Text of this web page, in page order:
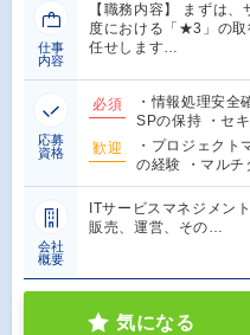
仕事
内容
【職務内容】 まずは
度における「★3」の取
任せします…
応募
資格
必須
・情報処理安
SPの保持 ・セ
歓迎
・プロジェクト
の経験 ・マル
会社
概要
ITサービスマネジメン
販売、運営、その…
気になる